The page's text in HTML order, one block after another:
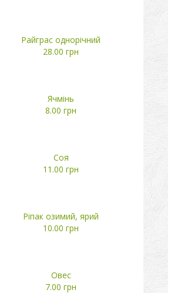
Райграс однорічний
28.00 грн
Ячмінь
8.00 грн
Соя
11.00 грн
Ріпак озимий, ярий
10.00 грн
Овес
7.00 грн